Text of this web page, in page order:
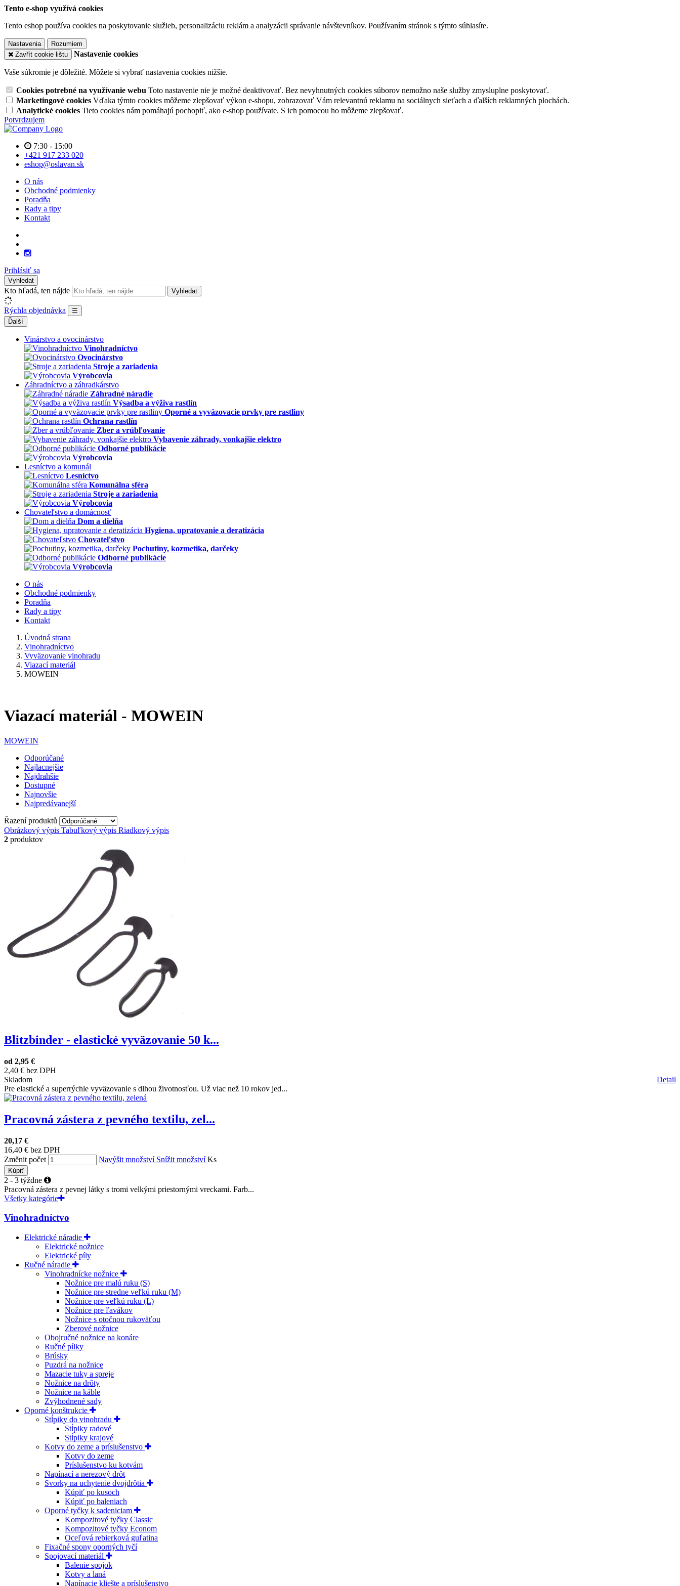
Tento e-shop využívá cookies
Tento eshop používa cookies na poskytovanie služieb, personalizáciu reklám a analyzácii správanie návštevníkov. Používaním stránok s týmto súhlasíte.
Nastavenia
Rozumiem
Zavřít cookie lištu
Nastavenie cookies
Vaše súkromie je dôležité. Môžete si vybrať nastavenia cookies nižšie.
Cookies potrebné na využívanie webu Toto nastavenie nie je možné deaktivovať. Bez nevyhnutných cookies súborov nemožno naše služby zmysluplne poskytovať.
Marketingové cookies Vďaka týmto cookies môžeme zlepšovať výkon e-shopu, zobrazovať Vám relevantnú reklamu na sociálnych sieťach a ďalších reklamných plochách.
Analytické cookies Tieto cookies nám pomáhajú pochopiť, ako e-shop používate. S ich pomocou ho môžeme zlepšovať.
Potvrdzujem
7:30 - 15:00
+421 917 233 020
eshop@oslavan.sk
O nás
Obchodné podmienky
Poradňa
Rady a tipy
Kontakt
Prihlásiť sa
Vyhledat
Kto hľadá, ten nájde Vyhledat
Rýchla objednávka
☰
Ďalší
Vinárstvo a ovocinárstvo
Vinohradníctvo
Ovocinárstvo
Stroje a zariadenia
Výrobcovia
Záhradníctvo a záhradkárstvo
Záhradné náradie
Výsadba a výživa rastlín
Oporné a vyväzovacie prvky pre rastliny
Ochrana rastlín
Zber a vrúbľovanie
Vybavenie záhrady, vonkajšie elektro
Odborné publikácie
Výrobcovia
Lesníctvo a komunál
Lesníctvo
Komunálna sféra
Stroje a zariadenia
Výrobcovia
Chovateľstvo a domácnosť
Dom a dielňa
Hygiena, upratovanie a deratizácia
Chovateľstvo
Pochutiny, kozmetika, darčeky
Odborné publikácie
Výrobcovia
O nás
Obchodné podmienky
Poradňa
Rady a tipy
Kontakt
Úvodná strana
Vinohradníctvo
Vyväzovanie vinohradu
Viazací materiál
MOWEIN
Viazací materiál - MOWEIN
MOWEIN
Odporúčané
Najlacnejšie
Najdrahšie
Dostupné
Najnovšie
Najpredávanejší
Řazení produktů
Obrázkový výpis Tabuľkový výpis Riadkový výpis
2 produktov
Blitzbinder - elastické vyväzovanie 50 k...
od 2,95 €
2,40 € bez DPH
Detail
Skladom
Pre elastické a superrýchle vyväzovanie s dlhou životnosťou. Už viac než 10 rokov jed...
Pracovná zástera z pevného textilu, zel...
20,17 €
16,40 € bez DPH
Změnit počet
Navýšit množství Snížit množstvíKs
Kúpiť
2 - 3 týždne
Pracovná zástera z pevnej látky s tromi velkými priestornými vreckami. Farb...
Všetky kategórie
Vinohradníctvo
Elektrické náradie
Elektrické nožnice
Elektrické píly
Ručné náradie
Vinohradnícke nožnice
Nožnice pre malú ruku (S)
Nožnice pre stredne veľkú ruku (M)
Nožnice pre veľkú ruku (L)
Nožnice pre ľavákov
Nožnice s otočnou rukoväťou
Zberové nožnice
Obojručné nožnice na konáre
Ručné pílky
Brúsky
Puzdrá na nožnice
Mazacie tuky a spreje
Nožnice na drôty
Nožnice na káble
Zvýhodnené sady
Oporné konštrukcie
Stĺpiky do vinohradu
Stĺpiky radové
Stĺpiky krajové
Kotvy do zeme a príslušenstvo
Kotvy do zeme
Príslušenstvo ku kotvám
Napínací a nerezový drôt
Svorky na uchytenie dvojdrôtia
Kúpiť po kusoch
Kúpiť po baleniach
Oporné tyčky k sadeniciam
Kompozitové tyčky Classic
Kompozitové tyčky Econom
Oceľová rebierková guľatina
Fixačné spony oporných tyčí
Spojovací materiál
Balenie spojok
Kotvy a laná
Napínacie kliešte a príslušenstvo